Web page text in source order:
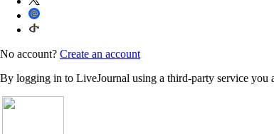
No account? Create an account
By logging in to LiveJournal using a third-party service you